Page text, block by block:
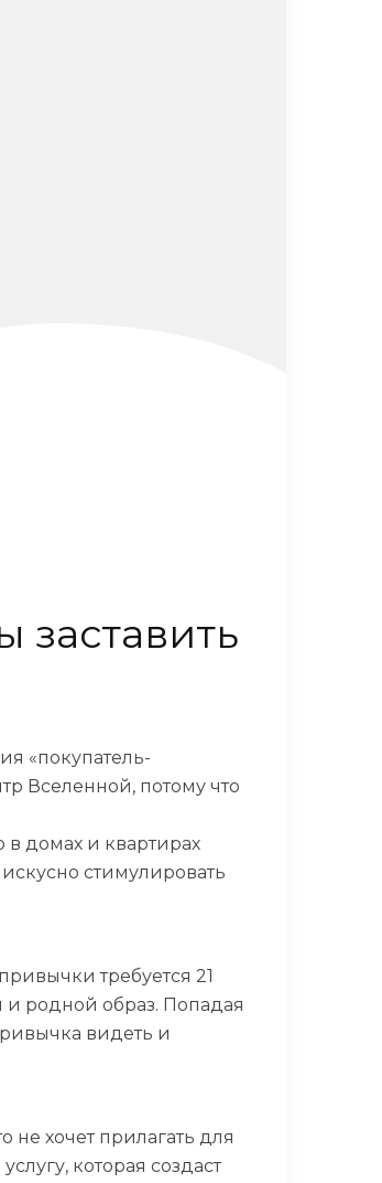
заставить
«покупатель-
Вселенной, потому что
в домах и квартирах
стимулировать
требуется 21
и родной образ. Попадая
видеть и
не хочет прилагать для
которая создаст